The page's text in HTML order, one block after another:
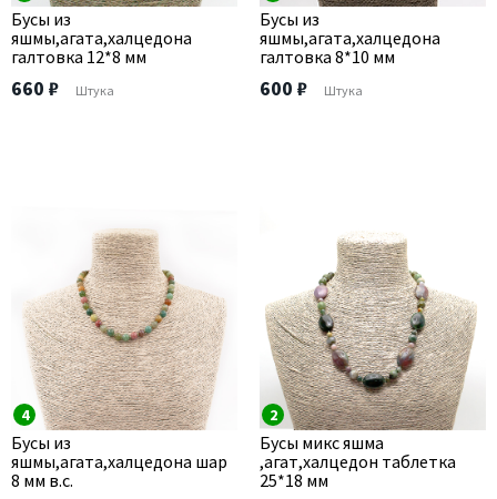
Бусы из
яшмы,агата,халцедона
галтовка 12*8 мм
660 ₽ Штука
Бусы из
яшмы,агата,халцедона
галтовка 8*10 мм
600 ₽ Штука
4
Бусы из
яшмы,агата,халцедона шар
8 мм в.с.
2
Бусы микс яшма
,агат,халцедон таблетка
25*18 мм